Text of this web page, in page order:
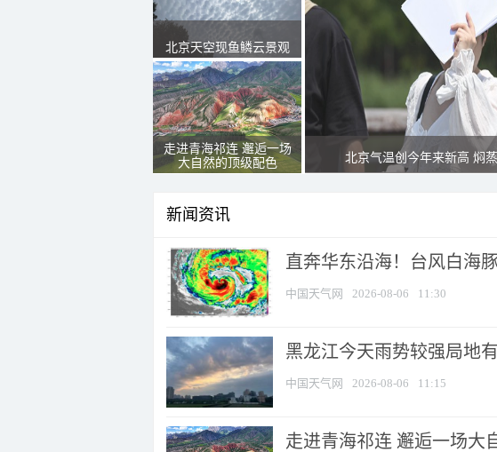
北京天空现鱼鳞云景观
走进青海祁连 邂逅一场
大自然的顶级配色
北京气温创今年来新高 焖
新闻资讯
直奔华东沿海！台风白海
中国天气网 2026-08-06 11:30
黑龙江今天雨势较强局地
中国天气网 2026-08-06 11:15
走进青海祁连 邂逅一场大